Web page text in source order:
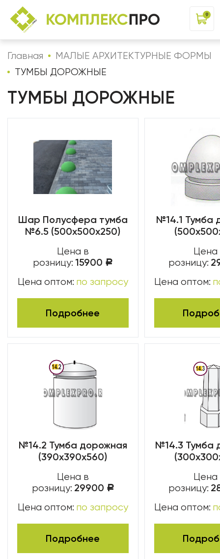
9
Главная
МАЛЫЕ АРХИТЕКТУРНЫЕ ФОРМЫ
ТУМБЫ ДОРОЖНЫЕ
ТУМБЫ ДОРОЖНЫЕ
Шар Полусфера тумба
№6.5 (500х500х250)
Цена в
розницу: 15900 Р
Цена оптом: по запросу
Подробнее
№14.1 Тумба
Цена
розницу:
Цена оптом:
№14.2 Тумба дорожная
(390х390х560)
Цена в
розницу: 29900 Р
Цена оптом: по запросу
Подробнее
№14.3 Тумба
Цена
розницу:
Цена оптом: